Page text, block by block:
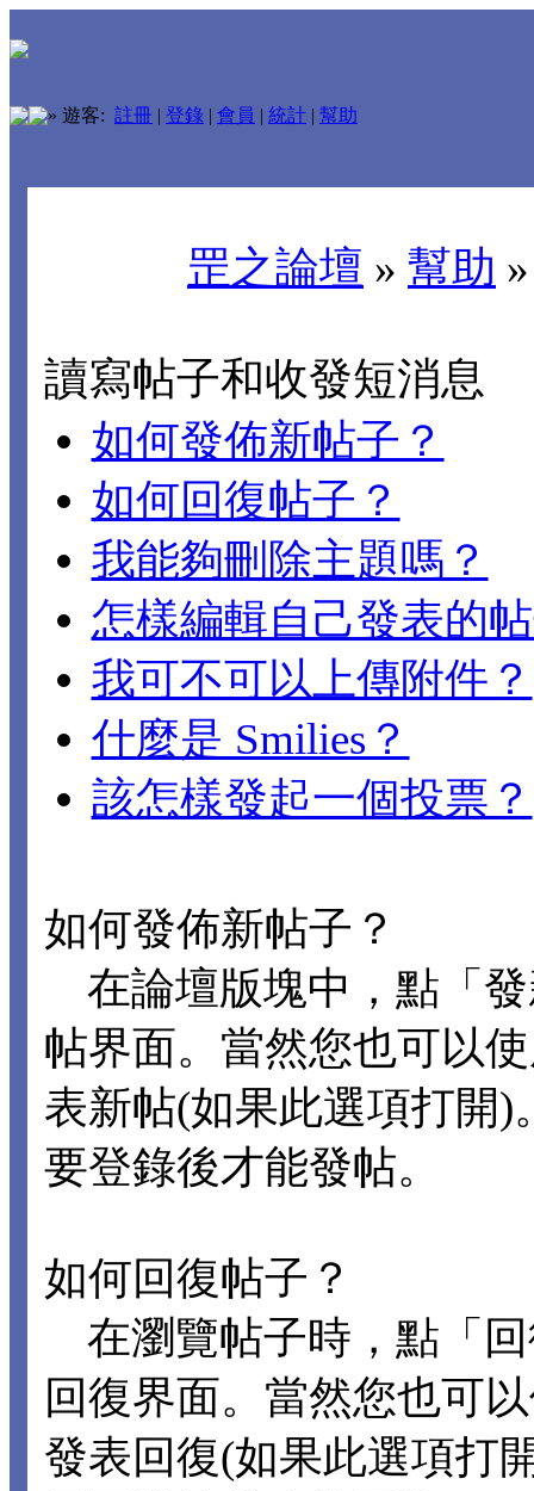
» 遊客: 註冊 | 登錄 | 會員 | 統計 | 幫助
罡之論壇 » 幫助
讀寫帖子和收發短消息
如何發佈新帖子？
如何回復帖子？
我能夠刪除主題嗎？
怎樣編輯自己發表的
我可不可以上傳附件？
什麼是 Smilies？
該怎樣發起一個投票？
如何發佈新帖子？
在論壇版塊中，點「
帖界面。當然您也可以
表新帖(如果此選項打開
要登錄後才能發帖。
如何回復帖子？
在瀏覽帖子時，點「
回復界面。當然您也可
發表回復(如果此選項打